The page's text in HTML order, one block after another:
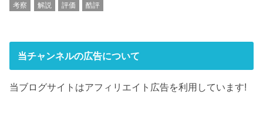
考察
解説 評価 酷評
当チャンネルの広告について
当ブログサイトはアフィリエイト広告を利用しています!